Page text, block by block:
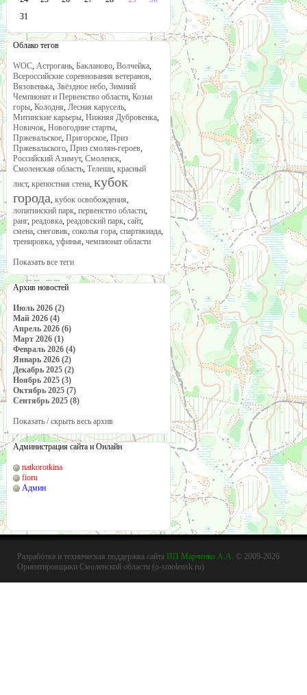
31
Облако тегов
WOC, Астрогань, Бакланово, Волчейка,
Всероссийские соревнования ветеранов,
Вязовенька, Звёздное небо, Зимний
Чемпионат и Первенство области, Козьи
горы, Колодня, Лесная карусель,
Митинские карьеры, Нижняя Дубровенка,
Новичок, Новогодние старты,
Пржевальское, Пригорское, Приз
Пржевальского, Приз смолян-героев,
Российский Азимут, Смоленск,
Смоленская область, Телеши, красный
лист, крепостная стена, кубок
города, кубок освобождения,
лопатинский парк, первенство области,
ранг, реадовка, реадовский парк, сайт,
смена, снеговик, соколья гора, спартакиада,
тренировка, уфинья, чемпионат области
Показать все теги
Архив новостей
Июль 2026 (2)
Май 2026 (4)
Апрель 2026 (6)
Март 2026 (1)
Февраль 2026 (4)
Январь 2026 (2)
Декабрь 2025 (2)
Ноябрь 2025 (3)
Октябрь 2025 (7)
Сентябрь 2025 (8)
Показать / скрыть весь архив
Администрация сайта и Онлайн
natkorotkina
fioru
Админ
Разработка и техническая поддержка сайта ИП Марченко А.А. © 2009-2026
Ориентировщики Смоленской области (o-smolensk.ru)